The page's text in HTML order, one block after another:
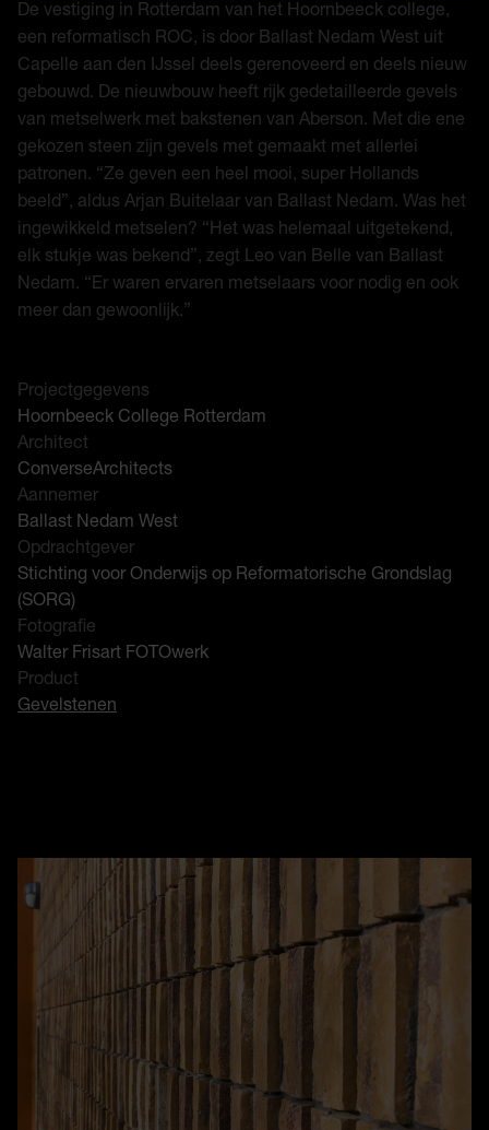
De vestiging in Rotterdam van het Hoornbeeck college,
een reformatisch ROC, is door Ballast Nedam West uit
Capelle aan den IJssel deels gerenoveerd en deels nieuw
gebouwd. De nieuwbouw heeft rijk gedetailleerde gevels
van metselwerk met bakstenen van Aberson. Met die ene
gekozen steen zijn gevels met gemaakt met allerlei
patronen. “Ze geven een heel mooi, super Hollands
beeld”, aldus Arjan Buitelaar van Ballast Nedam. Was het
ingewikkeld metselen? “Het was helemaal uitgetekend,
elk stukje was bekend”, zegt Leo van Belle van Ballast
Nedam. “Er waren ervaren metselaars voor nodig en ook
meer dan gewoonlijk.”
Projectgegevens
Hoornbeeck College Rotterdam
Architect
ConverseArchitects
Aannemer
Ballast Nedam West
Opdrachtgever
Stichting voor Onderwijs op Reformatorische Grondslag
(SORG)
Fotografie
Walter Frisart FOTOwerk
Product
Gevelstenen